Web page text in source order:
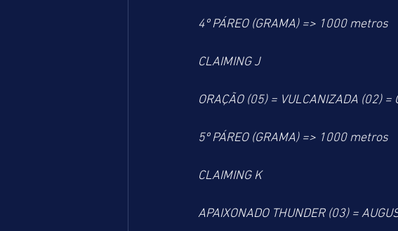
4º PÁREO (GRAMA) => 1000 metros
CLAIMING J
ORAÇÃO (05) = VULCANIZADA (02) =
5º PÁREO (GRAMA) => 1000 metros
CLAIMING K
APAIXONADO THUNDER (03) =